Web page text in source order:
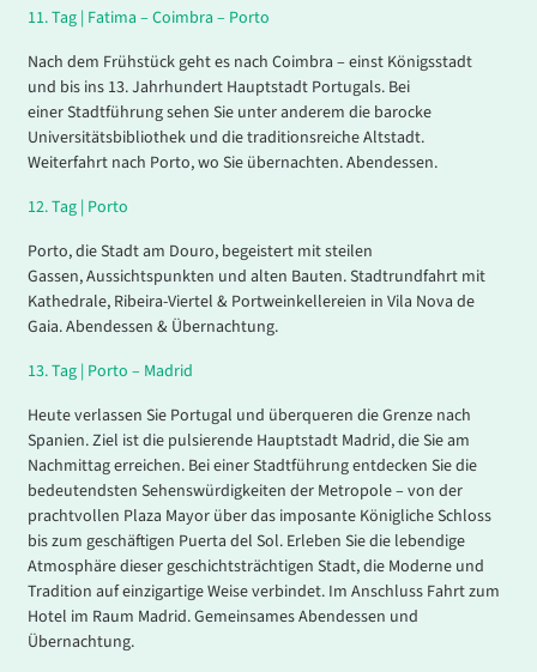
11.Tag | Fatima – Coimbra – Porto
Nach dem Frühstück geht es nach Coimbra – einst Königsstadt
und bis ins 13. Jahrhundert Hauptstadt Portugals. Bei
einer Stadtführung sehen Sie unter anderem die barocke
Universitätsbibliothek und die traditionsreiche Altstadt.
Weiterfahrt nach Porto, wo Sie übernachten. Abendessen.
12.Tag | Porto
Porto, die Stadt am Douro, begeistert mit steilen
Gassen, Aussichtspunkten und alten Bauten. Stadtrundfahrt mit
Kathedrale, Ribeira-Viertel & Portweinkellereien in Vila Nova de
Gaia. Abendessen & Übernachtung.
13.Tag | Porto – Madrid
Heute verlassen Sie Portugal und überqueren die Grenze nach
Spanien. Ziel ist die pulsierende Hauptstadt Madrid, die Sie am
Nachmittag erreichen. Bei einer Stadtführung entdecken Sie die
bedeutendsten Sehenswürdigkeiten der Metropole – von der
prachtvollen Plaza Mayor über das imposante Königliche Schloss
bis zum geschäftigen Puerta del Sol. Erleben Sie die lebendige
Atmosphäre dieser geschichtsträchtigen Stadt, die Moderne und
Tradition auf einzigartige Weise verbindet. Im Anschluss Fahrt zum
Hotel im Raum Madrid. Gemeinsames Abendessen und
Übernachtung.